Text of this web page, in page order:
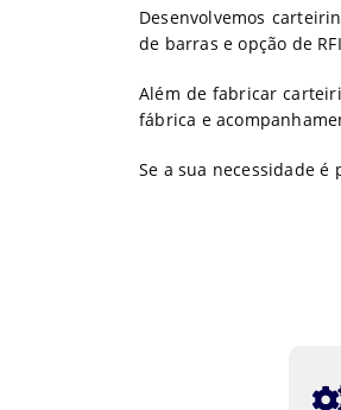
Desenvolvemos
de barras e opção de
Além de fabricar
fábrica e
Se a sua necessidade